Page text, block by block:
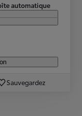
automatique
Sauvegardez